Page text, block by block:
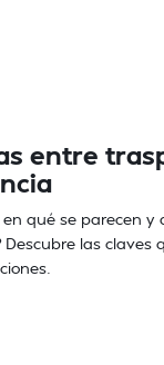
entre
en qué se parecen
las claves